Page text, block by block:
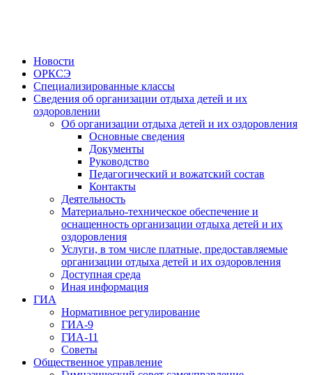
Новости
ОРКСЭ
Специализированные классы
Сведения об организации отдыха детей и их
оздоровлении
Об организации отдыха детей и их оздоровления
Основные сведения
Документы
Руководство
Педагогический и вожатский состав
Контакты
Деятельность
Материально-техническое обеспечение и
оснащенность организации отдыха детей и их
оздоровления
Услуги, в том числе платные, предоставляемые
организации отдыха детей и их оздоровления
Доступная среда
Иная информация
ГИА
Нормативное регулирование
ГИА-9
ГИА-11
Советы
Общественное управление